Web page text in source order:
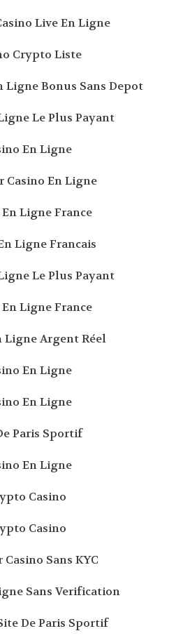
Live En Ligne
Crypto Liste
Ligne Bonus Sans Depot
Le Plus Payant
En Ligne
Casino En Ligne
Ligne France
Ligne Francais
Le Plus Payant
Ligne France
Ligne Argent Réel
En Ligne
En Ligne
Paris Sportif
En Ligne
Casino
Casino
Sans KYC
Sans Verification
De Paris Sportif